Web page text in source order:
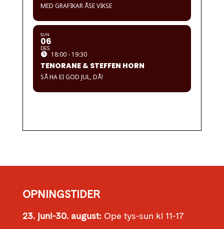
MED GRAFIKAR ÅSE VIKSE
SUN
06
DES
18:00 - 19:30
TENORANE & STEFFEN HORN
SÅ HA EI GOD JUL, DÅ!
OPNINGSTIDER
23. juni-30. august:Ope tys-sun kl 11-17